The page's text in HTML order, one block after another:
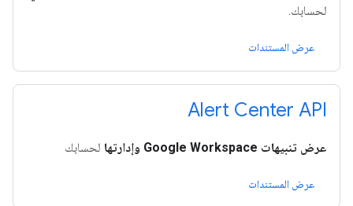
لحسابك.
عرض المستندات
Alert Center API
عرض تنبيهات Google Workspace وإدارتها لحسابك
عرض المستندات